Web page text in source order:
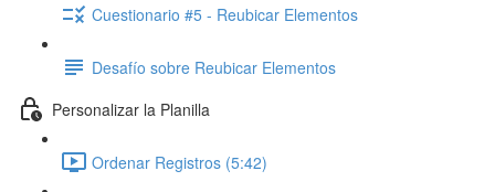
Cuestionario #5 - Reubicar Elementos
Desafío sobre Reubicar Elementos
Personalizar la Planilla
Ordenar Registros (5:42)